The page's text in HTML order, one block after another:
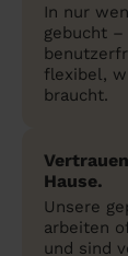
In nur
gebucht
flexibel,
braucht.
Hause.
Unsere
arbeiten
und sind